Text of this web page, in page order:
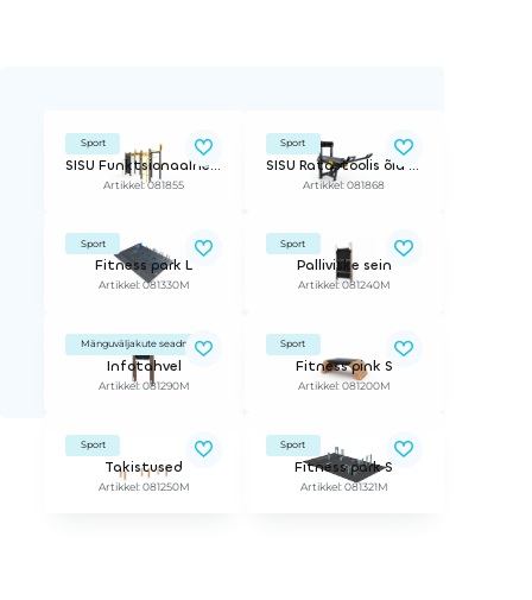
Sport
SISU Funktsionaalne treeningraam M
Artikkel: 081855
Sport
SISU Ratastoolis õla surumispink (Reguleeritav raskusaste)
Artikkel: 081868
Sport
Fitness park L
Artikkel: 081330M
Sport
Palliviske sein
Artikkel: 081240M
Mänguväljakute seadmed
Infotahvel
Artikkel: 081290M
Sport
Fitness pink S
Artikkel: 081200M
Sport
Takistused
Artikkel: 081250M
Sport
Fitness park S
Artikkel: 081321M